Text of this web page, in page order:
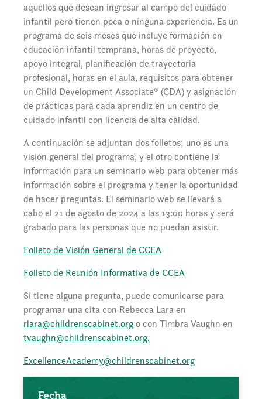
aquellos que desean ingresar al campo del cuidado
infantil pero tienen poca o ninguna experiencia. Es un
programa de seis meses que incluye formación en
educación infantil temprana, horas de proyecto,
apoyo integral, planificación de trayectoria
profesional, horas en el aula, requisitos para obtener
un Child Development Associate® (CDA) y asignación
de prácticas para cada aprendiz en un centro de
cuidado infantil con licencia de alta calidad.
A continuación se adjuntan dos folletos; uno es una
visión general del programa, y el otro contiene la
información para un seminario web para obtener más
información sobre el programa y tener la oportunidad
de hacer preguntas. El seminario web se llevará a
cabo el 21 de agosto de 2024 a las 13:00 horas y será
grabado para las personas que no puedan asistir.
Folleto de Visión General de CCEA
Folleto de Reunión Informativa de CCEA
Si tiene alguna pregunta, puede comunicarse para
programar una cita con Rebecca Lara en
rlara@childrenscabinet.org o con Timbra Vaughn en
tvaughn@childrenscabinet.org.
ExcellenceAcademy@childrenscabinet.org
Fecha